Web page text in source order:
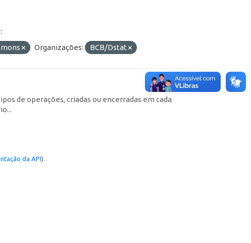
Organizações: BCB/Dstat
de operações, criadas ou encerradas em cada
da API).